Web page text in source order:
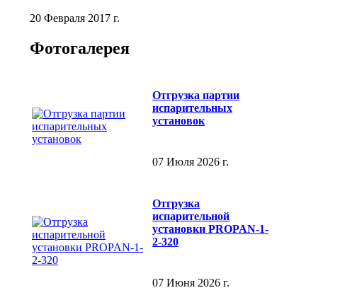
20 Февраля 2017 г.
Фотогалерея
Отгрузка партии
испарительных
установок
07 Июля 2026 г.
Отгрузка
испарительной
установки PROPAN-1-
2-320
07 Июня 2026 г.